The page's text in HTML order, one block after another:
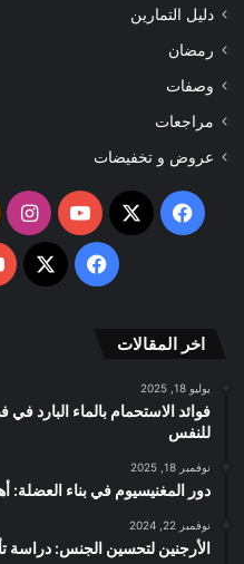
دليل التمارين
رمضان
وصفات
مراجعات
عروض و تخفيضات
فيسبوك
‫X
فيسبوك
‫X
اخر المقالات
يوليو 18, 2025
فوائد الاستحمام بالماء
للنفس
نوفمبر 18, 2025
دور المغنيسيوم في بناء العضلة:
نوفمبر 22, 2024
الأرجنين لتحسين الجنس: دراسة